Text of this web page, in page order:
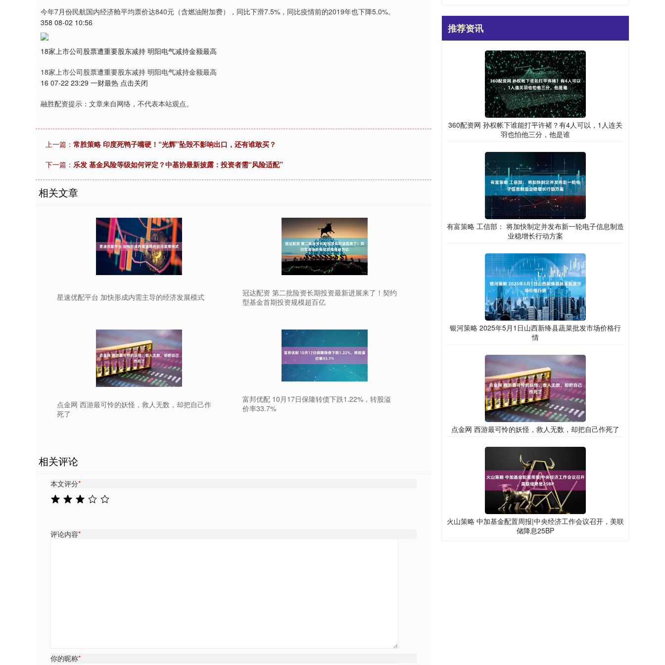
今年7月份民航国内经济舱平均票价达840元（含燃油附加费），同比下滑7.5%，同比疫情前的2019年也下降5.0%。
358 08-02 10:56
18家上市公司股票遭重要股东减持 明阳电气减持金额最高
18家上市公司股票遭重要股东减持 明阳电气减持金额最高
16 07-22 23:29 一财最热 点击关闭
融胜配资提示：文章来自网络，不代表本站观点。
上一篇： 常胜策略 印度死鸭子嘴硬！“光辉”坠毁不影响出口，还有谁敢买？
下一篇： 乐发 基金风险等级如何评定？中基协最新披露：投资者需“风险适配”
相关文章
星速优配平台 加快形成内需主导的经济发展模式
冠达配资 第二批险资长期投资最新进展来了！契约
型基金首期投资规模超百亿
点金网 西游最可怜的妖怪，救人无数，却把自己作
死了
富邦优配 10月17日保隆转债下跌1.22%，转股溢
价率33.7%
相关评论
本文评分*
评论内容*
你的昵称*
推荐资讯
360配资网 孙权帐下谁能打平许褚？有4人可以，1人连关
羽也怕他三分，他是谁
有富策略 工信部： 将加快制定并发布新一轮电子信息制造
业稳增长行动方案
银河策略 2025年5月1日山西新绛县蔬菜批发市场价格行
情
点金网 西游最可怜的妖怪，救人无数，却把自己作死了
火山策略 中加基金配置周报|中央经济工作会议召开，美联
储降息25BP